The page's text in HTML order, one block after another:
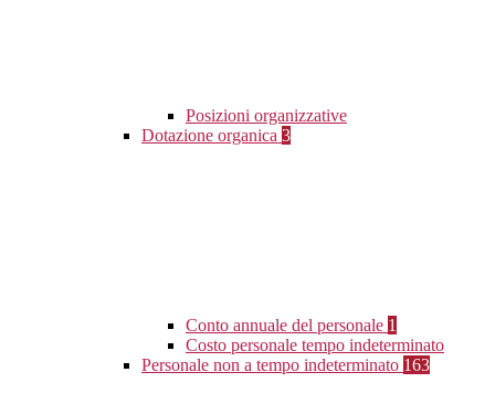
Posizioni organizzative
Dotazione organica 3
Conto annuale del personale 1
Costo personale tempo indeterminato
Personale non a tempo indeterminato 163